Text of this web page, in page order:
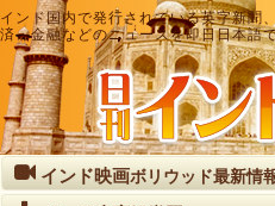
インド国内で発行されている英字新聞
済・金融などのニュースを即日日本語
インド映画ボリウッド最新情